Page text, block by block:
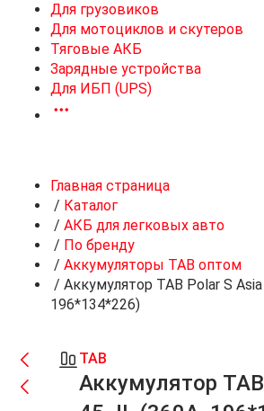
Для грузовиков
Для мотоциклов и скутеров
Тяговые АКБ
Зарядные устройства
Для ИБП (UPS)
Главная страница
/ Каталог
/ АКБ для легковых авто
/ По бренду
/ Аккумуляторы TAB оптом
/ Аккумулятор TAB Polar S
196*134*226)
TAB
Аккумулятор